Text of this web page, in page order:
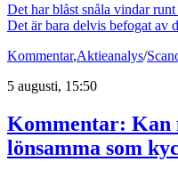
Det har blåst snåla vindar runt
Det är bara delvis befogat av
Kommentar,Aktieanalys/
5 augusti, 15:50
Kommentar: Kan
lönsamma som